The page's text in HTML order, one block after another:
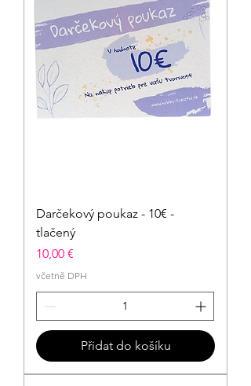
Darčekový poukaz - 10€ -
tlačený
Cena
10,00 €
včetně DPH
Přidat do košíku